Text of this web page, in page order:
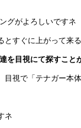
グがよろしいですネ
すぐに上がって来
を目視にて探すこと
視で「テナガー本
ネ